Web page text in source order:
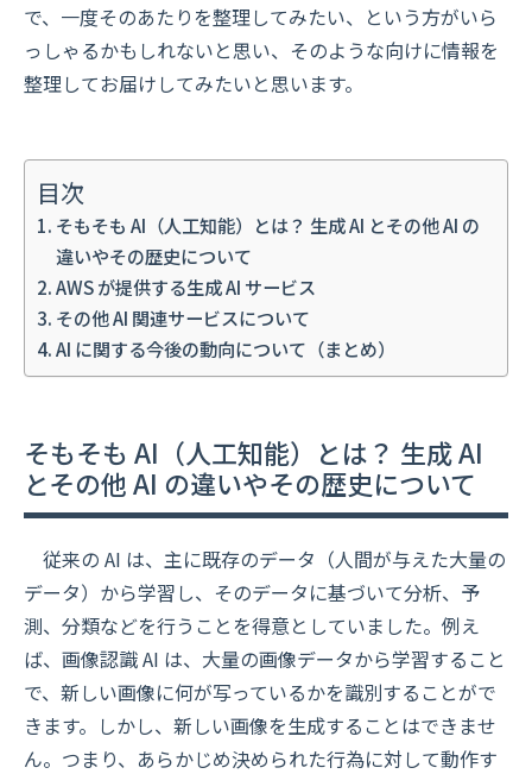
で、一度そのあたりを整理してみたい、という方がいら
っしゃるかもしれないと思い、そのような向けに情報を
整理してお届けしてみたいと思います。
目次
そもそも AI（人工知能）とは？ 生成 AI とその他 AI の
違いやその歴史について
AWS が提供する生成 AI サービス
その他 AI 関連サービスについて
AI に関する今後の動向について（まとめ）
そもそも AI（人工知能）とは？ 生成 AI
とその他 AI の違いやその歴史について
従来の AI は、主に既存のデータ（人間が与えた大量の
データ）から学習し、そのデータに基づいて分析、予
測、分類などを行うことを得意としていました。例え
ば、画像認識 AI は、大量の画像データから学習すること
で、新しい画像に何が写っているかを識別することがで
きます。しかし、新しい画像を生成することはできませ
ん。つまり、あらかじめ決められた行為に対して動作す